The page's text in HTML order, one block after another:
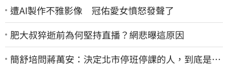
遭AI製作不雅影像 冠佑愛女憤怒發聲了
肥大叔猝逝前為何堅持直播？網悲曝這原因
簡舒培問蔣萬安：決定北市停班停課的人，到底是台